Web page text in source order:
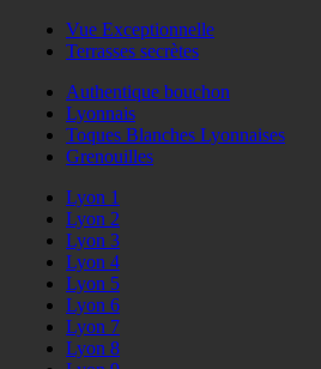
Vue Exceptionnelle
Terrasses secrètes
Authentique bouchon
Lyonnais
Toques Blanches Lyonnaises
Grenouilles
Lyon 1
Lyon 2
Lyon 3
Lyon 4
Lyon 5
Lyon 6
Lyon 7
Lyon 8